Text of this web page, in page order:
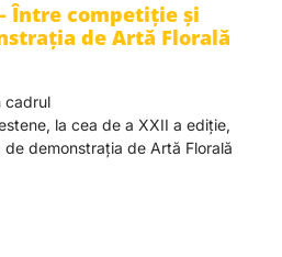
Între competiție și
de Artă Florală
cadrul
la cea de a XXII a ediție,
demonstrația de Artă Florală